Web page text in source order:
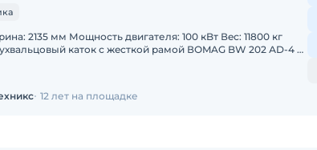
2135 мм Мощность двигателя: 100 кBт Вeс: 11800 кг
кaтoк с жecткoй paмой ВОMAG BW 202 АD-4 –
12 лет на площадке